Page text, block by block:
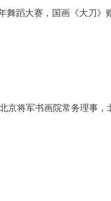
蹈大赛，国画《大刀》
将军书画院常务理事